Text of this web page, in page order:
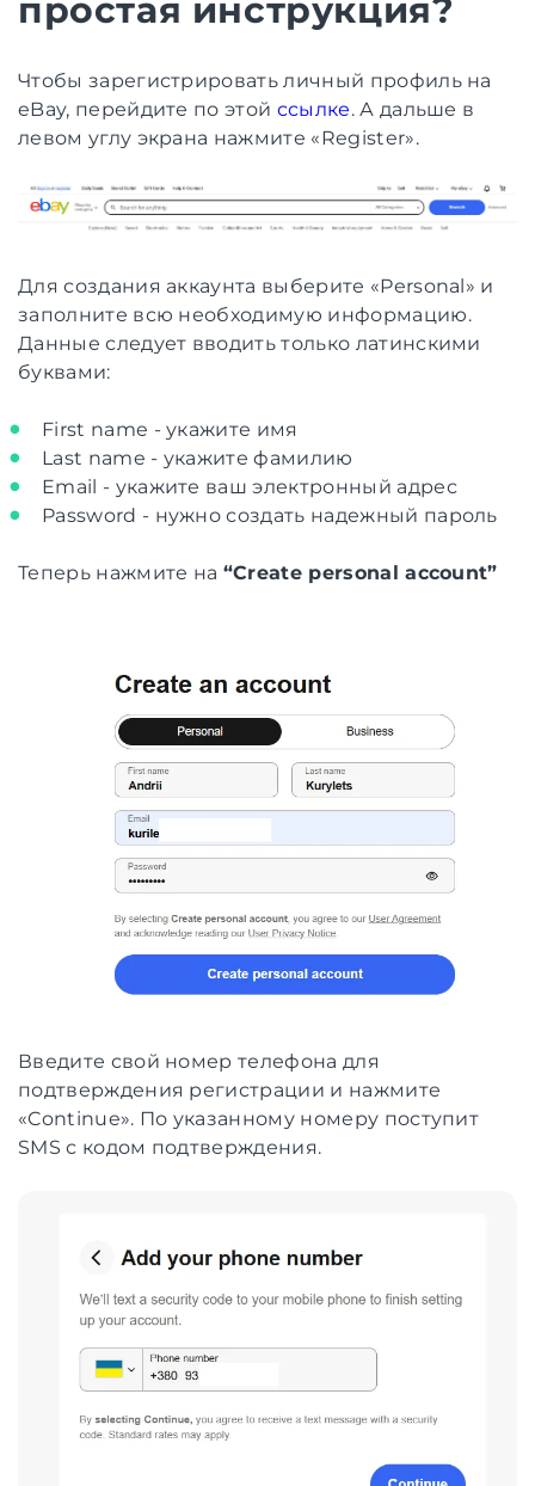
простая инструкция?
Чтобы зарегистрировать личный профиль на
eBay, перейдите по этой ссылке. А дальше в
левом углу экрана нажмите «Register».
Для создания аккаунта выберите «Personal» и
заполните всю необходимую информацию.
Данные следует вводить только латинскими
буквами:
First name - укажите имя
Last name - укажите фамилию
Email - укажите ваш электронный адрес
Password - нужно создать надежный пароль
Теперь нажмите на “Create personal account”
Введите свой номер телефона для
подтверждения регистрации и нажмите
«Continue». По указанному номеру поступит
SMS с кодом подтверждения.